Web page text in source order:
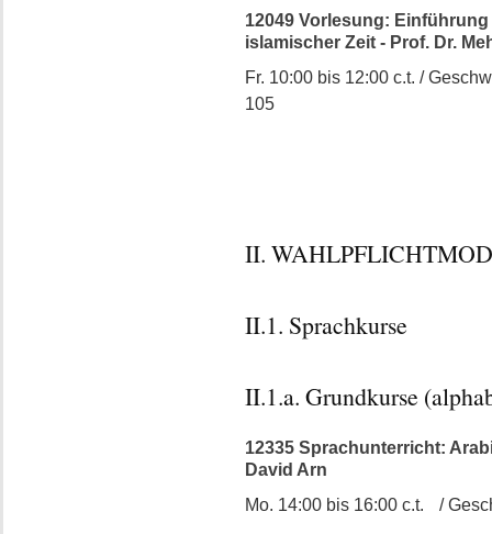
12049 Vorlesung:
islamischer Zeit - Prof. Dr.
Fr. 10:00 bis 12:00 c.t. /
105
II.
II.1. Sprachkurse
II.1.a. Grundkurse
12335 Sprachunterricht:
David Arn
Mo. 14:00 bis 16:00 c.t. /